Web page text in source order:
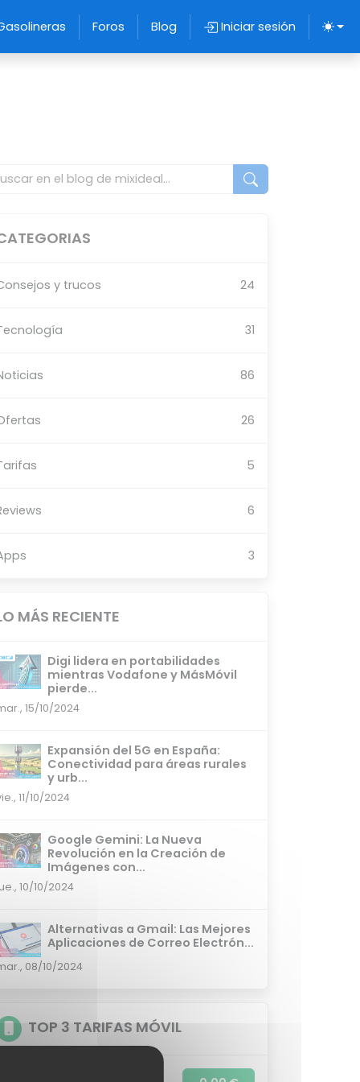
Foros Blog Iniciar sesión
y trucos 24
31
86
26
5
6
3
MÁS RECIENTE
Digi lidera en portabilidades
mientras Vodafone y MásMóvil
pierde...
15/10/2024
Expansión del 5G en España:
Conectividad para áreas rurales
y urb...
11/10/2024
Google Gemini: La Nueva
Revolución en la Creación de
Imágenes con...
10/10/2024
Alternativas a Gmail: Las Mejores
Aplicaciones de Correo Electrón...
08/10/2024
TOP 3 TARIFAS MÓVIL